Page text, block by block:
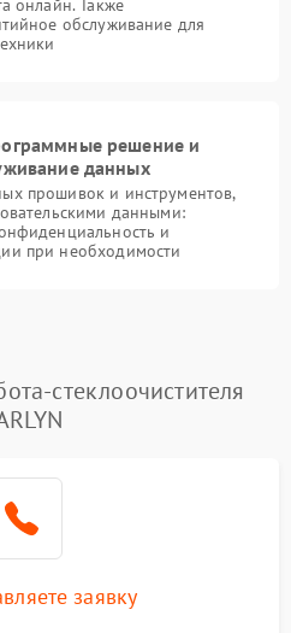
онлайн. Также
обслуживание для
решение и
данных
прошивок и инструментов,
данными:
и
при необходимости
стеклоочистителя
заявку